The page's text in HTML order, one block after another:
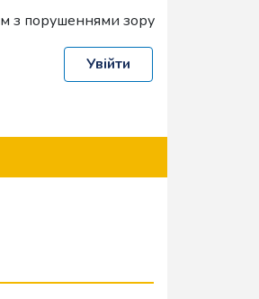
з порушеннями зору
Увійти